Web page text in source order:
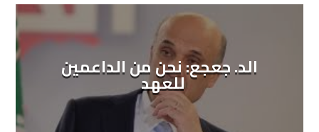
الد. جعجع: نحن من الداعمين
للعهد